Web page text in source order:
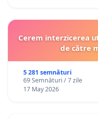
Cerem interzicerea
de către
5 281 semnături
69 Semnături / 7 zile
17 May 2026